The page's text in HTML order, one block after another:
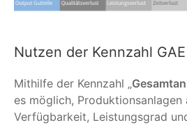
Nutzen der Kennzahl GAE
Mithilfe der Kennzahl „
es möglich, Produktionsanlagen
Verfügbarkeit, Leistungsgrad